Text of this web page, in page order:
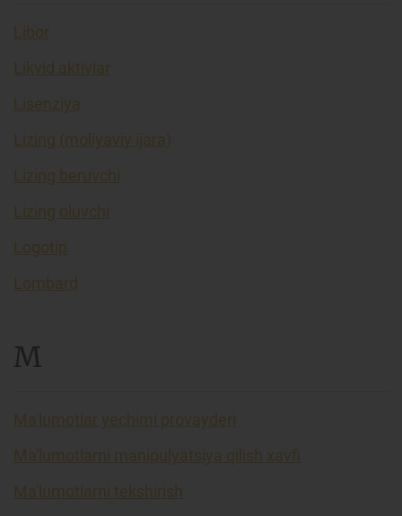
Libor
Likvid aktivlar
Lisenziya
Lizing (moliyaviy ijara)
Lizing beruvchi
Lizing oluvchi
Logotip
Lombard
M
Ma'lumotlar yechimi provayderi
Ma'lumotlarni manipulyatsiya qilish xavfi
Ma'lumotlarni tekshirish